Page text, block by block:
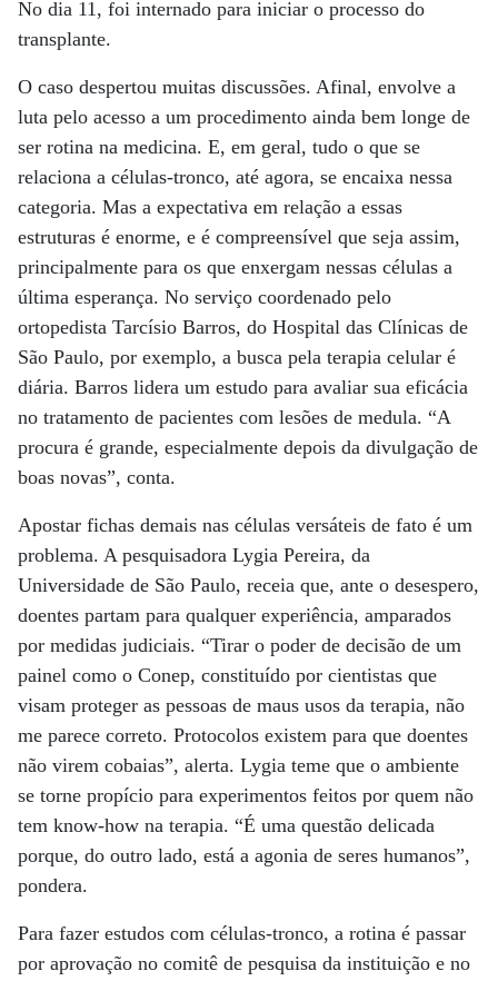
No dia 11, foi internado para iniciar o processo do
transplante.
O caso despertou muitas discussões. Afinal, envolve a
luta pelo acesso a um procedimento ainda bem longe de
ser rotina na medicina. E, em geral, tudo o que se
relaciona a células-tronco, até agora, se encaixa nessa
categoria. Mas a expectativa em relação a essas
estruturas é enorme, e é compreensível que seja assim,
principalmente para os que enxergam nessas células a
última esperança. No serviço coordenado pelo
ortopedista Tarcísio Barros, do Hospital das Clínicas de
São Paulo, por exemplo, a busca pela terapia celular é
diária. Barros lidera um estudo para avaliar sua eficácia
no tratamento de pacientes com lesões de medula. “A
procura é grande, especialmente depois da divulgação de
boas novas”, conta.
Apostar fichas demais nas células versáteis de fato é um
problema. A pesquisadora Lygia Pereira, da
Universidade de São Paulo, receia que, ante o desespero,
doentes partam para qualquer experiência, amparados
por medidas judiciais. “Tirar o poder de decisão de um
painel como o Conep, constituído por cientistas que
visam proteger as pessoas de maus usos da terapia, não
me parece correto. Protocolos existem para que doentes
não virem cobaias”, alerta. Lygia teme que o ambiente
se torne propício para experimentos feitos por quem não
tem know-how na terapia. “É uma questão delicada
porque, do outro lado, está a agonia de seres humanos”,
pondera.
Para fazer estudos com células-tronco, a rotina é passar
por aprovação no comitê de pesquisa da instituição e no